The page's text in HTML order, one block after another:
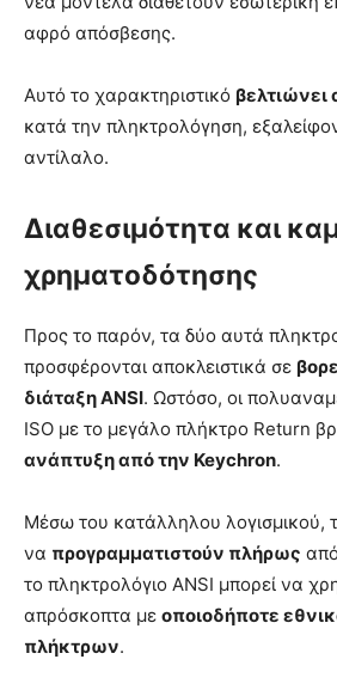
αφρό απόσβεσης.
Αυτό το χαρακτηριστικό βελτιώνει
κατά την πληκτρολόγηση,
αντίλαλο.
Διαθεσιμότητα και
χρηματοδότησης
Προς το παρόν, τα δύο αυτά
προσφέρονται αποκλειστικά σε
διάταξη ANSI. Ωστόσο, οι
ISO με το μεγάλο πλήκτρο Return
ανάπτυξη από την Keychron.
Μέσω του κατάλληλου λογισμικού,
να προγραμματιστούν πλήρως
το πληκτρολόγιο ANSI μπορεί να
απρόσκοπτα με οποιοδήποτε
πλήκτρων.